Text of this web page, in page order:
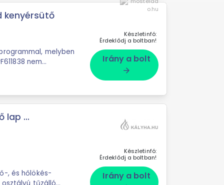
kenyérsütő
melyben
nem
Készletinfó:
Érdeklődj a boltban!
Irány a bolt
arrow_forward
lap ...
, és hőlökés-
Készletinfó:
Érdeklődj a boltban!
Irány a bolt